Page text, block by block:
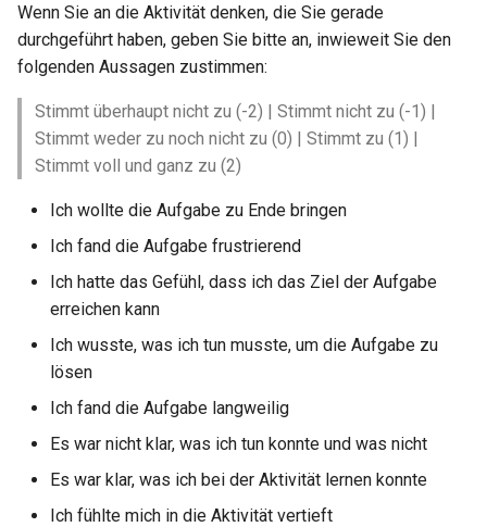
Wenn Sie an die Aktivität denken, die Sie gerade
durchgeführt haben, geben Sie bitte an, inwieweit Sie den
folgenden Aussagen zustimmen:
Stimmt überhaupt nicht zu (-2) | Stimmt nicht zu (-1) |
Stimmt weder zu noch nicht zu (0) | Stimmt zu (1) |
Stimmt voll und ganz zu (2)
Ich wollte die Aufgabe zu Ende bringen
Ich fand die Aufgabe frustrierend
Ich hatte das Gefühl, dass ich das Ziel der Aufgabe
erreichen kann
Ich wusste, was ich tun musste, um die Aufgabe zu
lösen
Ich fand die Aufgabe langweilig
Es war nicht klar, was ich tun konnte und was nicht
Es war klar, was ich bei der Aktivität lernen konnte
Ich fühlte mich in die Aktivität vertieft